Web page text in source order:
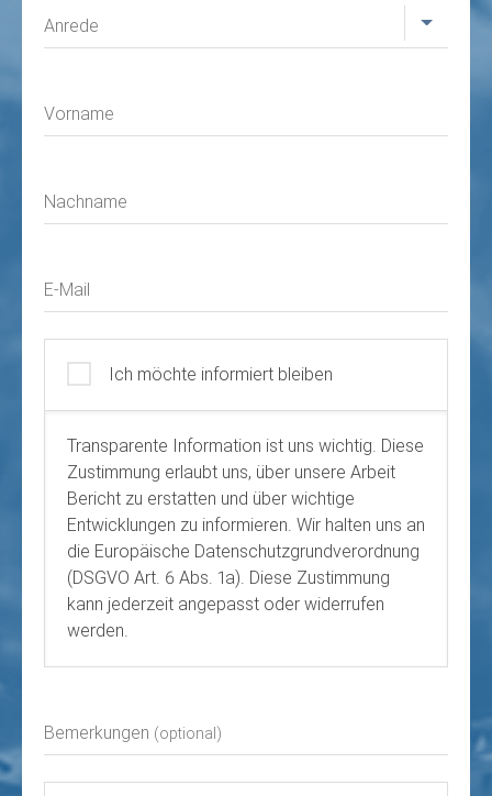
Anrede
Vorname
Nachname
E-Mail
Ich möchte informiert bleiben
Transparente Information ist uns wichtig. Diese
Zustimmung erlaubt uns, über unsere Arbeit
Bericht zu erstatten und über wichtige
Entwicklungen zu informieren. Wir halten uns an
die Europäische Datenschutzgrundverordnung
(DSGVO Art. 6 Abs. 1a). Diese Zustimmung
kann jederzeit angepasst oder widerrufen
werden.
Bemerkungen (optional)